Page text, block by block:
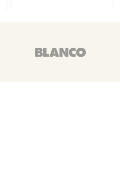
optimalan raspored i uštedu